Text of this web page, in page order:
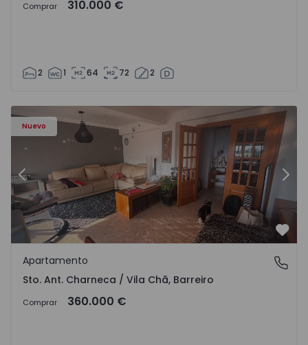
Comprar 310.000 €
2 1 64 72 2
Nuevo
- 11
Apartamento T3 Barreiro, Santo António da Charneca -
Anterior
Sto. Ant. Charneca / Vila Chã, Barreiro
Apartamento
Sto. Ant. Charneca / Vila Chã, Barreiro
Comprar 360.000 €